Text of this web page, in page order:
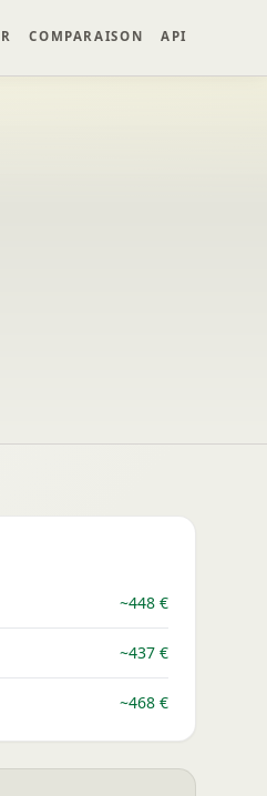
COMPARAISON API
~448 €
~437 €
~468 €